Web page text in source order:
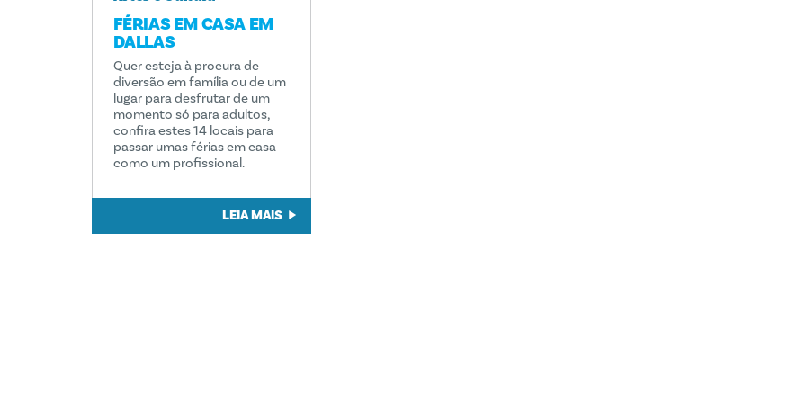
FÉRIAS EM CASA EM
DALLAS
Quer esteja à procura de
diversão em família ou de um
lugar para desfrutar de um
momento só para adultos,
confira estes 14 locais para
passar umas férias em casa
como um profissional.
LEIA MAIS